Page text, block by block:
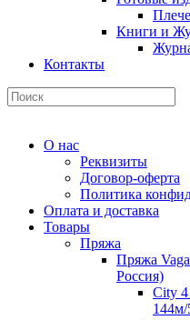
Книги и
Контакты
О нас
Реквизиты
Договор-оферта
Политика
Оплата и доставка
Товары
Пряжа
Пряжа
Россия)
City 4
144м/